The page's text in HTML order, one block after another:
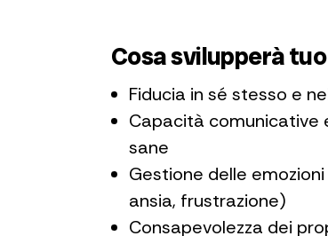
Cosa svilupperà
Fiducia in sé stesso e
Capacità comunicative
sane
Gestione delle
ansia, frustrazione)
Consapevolezza dei